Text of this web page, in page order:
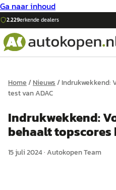
Ga naar inhoud
2.229erkende dealers
Home/Nieuws/Indrukwekkend:
test van ADAC
Indrukwekkend:
behaalt topscores
15 juli 2024·Autokopen Team